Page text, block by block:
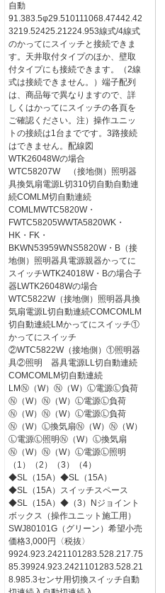
自動
91.383.5φ29.510111068.47442.42
3219.52425.21224.953線式/4線式
のかってにスイッチと接続できま
す。天井取付タイプのほか、壁取
付タイプにも接続できます。（2線
式は接続できません。）端子配列
は、商品毎で異なりますので、詳
しくはかってにスイッチの各頁を
ご確認ください。注）操作ユニッ
トの接続は1台までです。3路接続
はできません。配線図
WTK26048Wの場合
WTC58207W （接地側）照明器
具換気扇電源L切310切自動自動連
続COMLM切自動連続
COMLMWTC5820W・
FWTC58205WWTA5820WK・
HK・FK・
BKWN53959WNS5820W・B（接
地側）照明器具電源親器かってに
スイッチWTK24018W・Bの場合子
器LWTK26048Wの場合
WTC5822W（接地側）照明器具換
気扇電源L切自動連続COMCOMLM
切自動連続LMかってにスイッチ①
かってにスイッチ
②WTC5822W（接地側）①照明器
具②照明 器具電源LL切自動連続
COMCOMLM切自動連続
LMⓃ（W）Ⓝ（W）Ⓛ電源Ⓛ負荷
Ⓝ（W）Ⓝ（W）Ⓛ電源Ⓛ負荷
Ⓝ（W）Ⓝ（W）Ⓛ電源Ⓛ負荷
Ⓝ（W）Ⓛ換気扇Ⓝ（W）Ⓝ（W）
Ⓛ電源Ⓛ照明Ⓝ（W）Ⓛ換気扇
Ⓝ（W）Ⓝ（W）Ⓛ電源Ⓛ照明
（1）（2）（3）（4）
◆SL（15A）◆SL（15A）
◆SL（15A）スイッチスペース
◆SL（15A）◆（3）Nジョイント
ボックス（操作ユニット施工用）
SWJ80101G（グリーン）希望小売
価格3,000円〈税抜〉
9924.923.2421101283.528.217.75
85.39924.923.2421101283.528.21
8.985.3センサ用切換スイッチ自動